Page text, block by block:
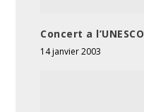
Concert a l’UNESCO
14 janvier 2003